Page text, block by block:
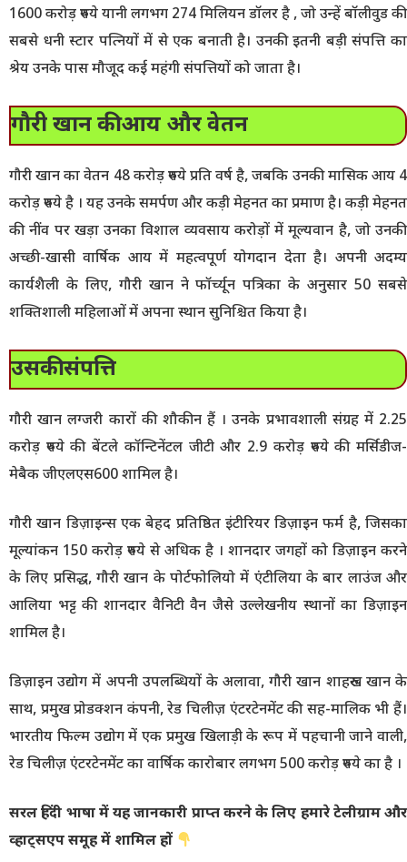
1600 करोड़ रुपये यानी लगभग 274 मिलियन डॉलर है , जो उन्हें बॉलीवुड की
सबसे धनी स्टार पत्नियों में से एक बनाती है। उनकी इतनी बड़ी संपत्ति का
श्रेय उनके पास मौजूद कई महंगी संपत्तियों को जाता है।
गौरी खान की आय और वेतन
गौरी खान का वेतन 48 करोड़ रुपये प्रति वर्ष है, जबकि उनकी मासिक आय 4
करोड़ रुपये है । यह उनके समर्पण और कड़ी मेहनत का प्रमाण है। कड़ी मेहनत
की नींव पर खड़ा उनका विशाल व्यवसाय करोड़ों में मूल्यवान है, जो उनकी
अच्छी-खासी वार्षिक आय में महत्वपूर्ण योगदान देता है। अपनी अदम्य
कार्यशैली के लिए, गौरी खान ने फॉर्च्यून पत्रिका के अनुसार 50 सबसे
शक्तिशाली महिलाओं में अपना स्थान सुनिश्चित किया है।
उसकी संपत्ति
गौरी खान लग्जरी कारों की शौकीन हैं । उनके प्रभावशाली संग्रह में 2.25
करोड़ रुपये की बेंटले कॉन्टिनेंटल जीटी और 2.9 करोड़ रुपये की मर्सिडीज-
मेबैक जीएलएस600 शामिल है।
गौरी खान डिज़ाइन्स एक बेहद प्रतिष्ठित इंटीरियर डिज़ाइन फर्म है, जिसका
मूल्यांकन 150 करोड़ रुपये से अधिक है । शानदार जगहों को डिज़ाइन करने
के लिए प्रसिद्ध, गौरी खान के पोर्टफोलियो में एंटीलिया के बार लाउंज और
आलिया भट्ट की शानदार वैनिटी वैन जैसे उल्लेखनीय स्थानों का डिज़ाइन
शामिल है।
डिज़ाइन उद्योग में अपनी उपलब्धियों के अलावा, गौरी खान शाहरुख खान के
साथ, प्रमुख प्रोडक्शन कंपनी, रेड चिलीज़ एंटरटेनमेंट की सह-मालिक भी हैं।
भारतीय फिल्म उद्योग में एक प्रमुख खिलाड़ी के रूप में पहचानी जाने वाली,
रेड चिलीज़ एंटरटेनमेंट का वार्षिक कारोबार लगभग 500 करोड़ रुपये का है ।
सरल हिंदी भाषा में यह जानकारी प्राप्त करने के लिए हमारे टेलीग्राम और
व्हाट्सएप समूह में शामिल हों